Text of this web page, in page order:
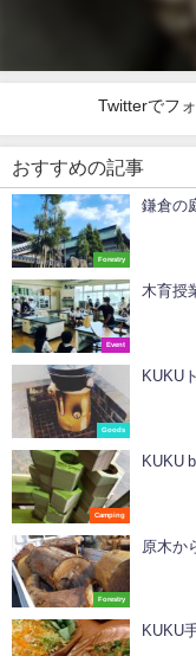
Twitterでフ
おすすめの記事
Forestry
鎌倉の
Event
木育授
Goods
KUKU
Camping
Forestry
原木か
KUKU